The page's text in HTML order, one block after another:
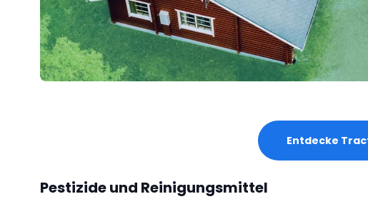
Entdecke
Pestizide und Reinigungsmittel